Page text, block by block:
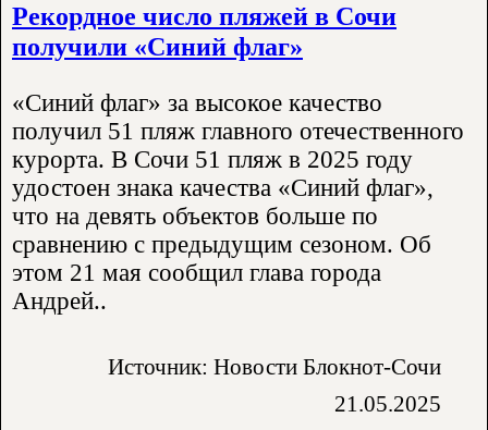
Рекордное число пляжей в Сочи
получили «Синий флаг»
«Синий флаг» за высокое качество
получил 51 пляж главного отечественного
курорта. В Сочи 51 пляж в 2025 году
удостоен знака качества «Синий флаг»,
что на девять объектов больше по
сравнению с предыдущим сезоном. Об
этом 21 мая сообщил глава города
Андрей..
Источник: Новости Блокнот-Сочи
21.05.2025